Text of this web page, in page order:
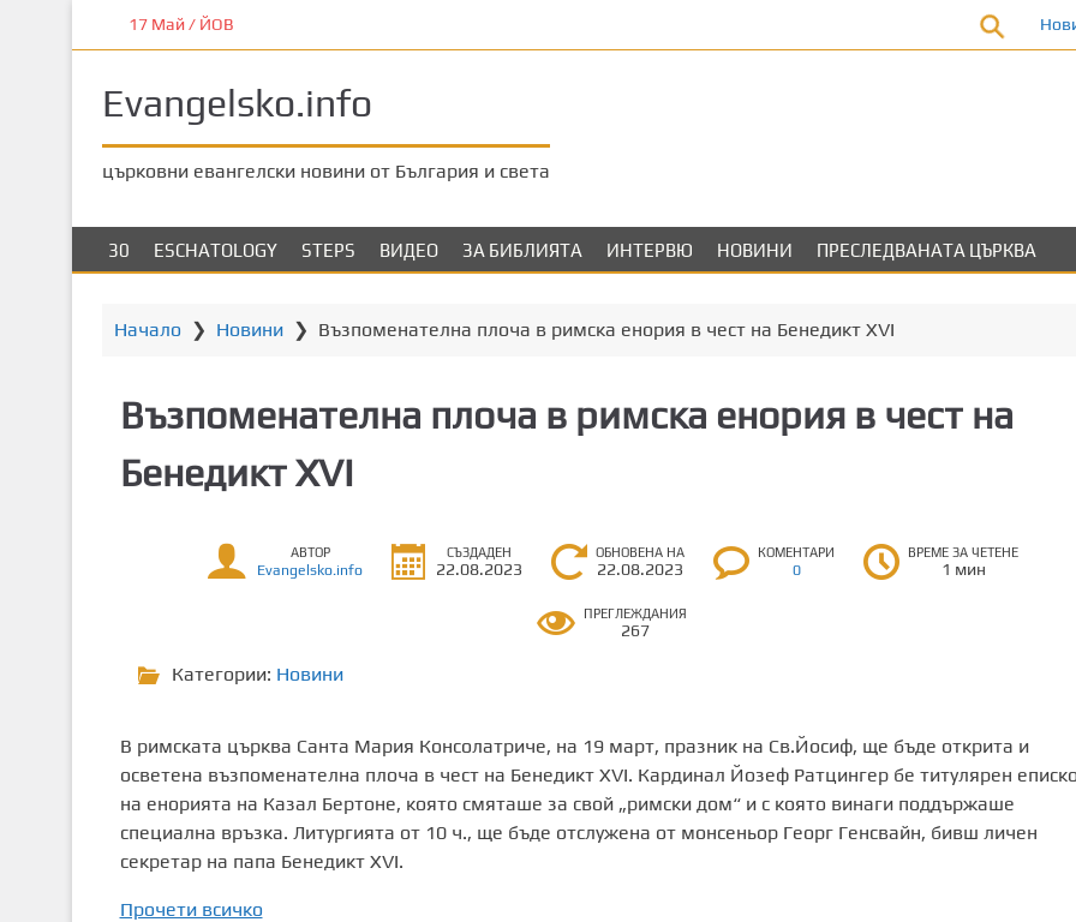
к
17 Май / ЙОВ
Evangelsko.info
църковни евангелски новини от България и света
30 ESCHATOLOGY STEPS ВИДЕО ЗА БИБЛИЯТА ИНТЕРВЮ НОВИНИ ПРЕСЛЕДВАНАТА ЦЪРКВА
Начало ❯ Новини❯ Възпоменателна плоча в римска енория в чест на Бенедикт XVI
Възпоменателна плоча в римска енория в чест на
Бенедикт XVI
АВТОР
Evangelsko.info
СЪЗДАДЕН
22.08.2023
ОБНОВЕНА НА
22.08.2023
КОМЕНТАРИ
0
ВРЕМЕ ЗА ЧЕТЕНЕ
1 мин
ПРЕГЛЕЖДАНИЯ
267
Категории: Новини
В римската църква Санта Мария Консолатриче, на 19 март, празник на Св.Йосиф, ще бъде открита и
осветена възпоменателна плоча в чест на Бенедикт XVI. Кардинал Йозеф Ратцингер бе титулярен
на енорията на Казал Бертоне, която смяташе за свой „римски дом“ и с която винаги поддържаше
специална връзка. Литургията от 10 ч., ще бъде отслужена от монсеньор Георг Генсвайн, бивш личен
секретар на папа Бенедикт XVI.
Прочети всичко